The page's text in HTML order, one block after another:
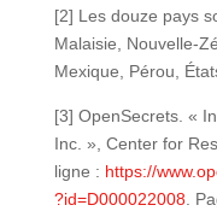
[2] Les douze pays
Malaisie, Nouvelle-
Mexique, Pérou,
[3] OpenSecrets. «
Inc. », Center for
ligne : https://
?id=D000022008.